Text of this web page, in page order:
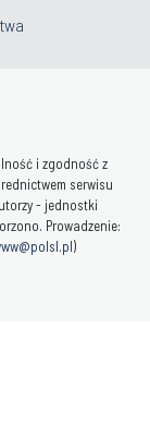
i zgodność z
serwisu
- jednostki
Prowadzenie:
)